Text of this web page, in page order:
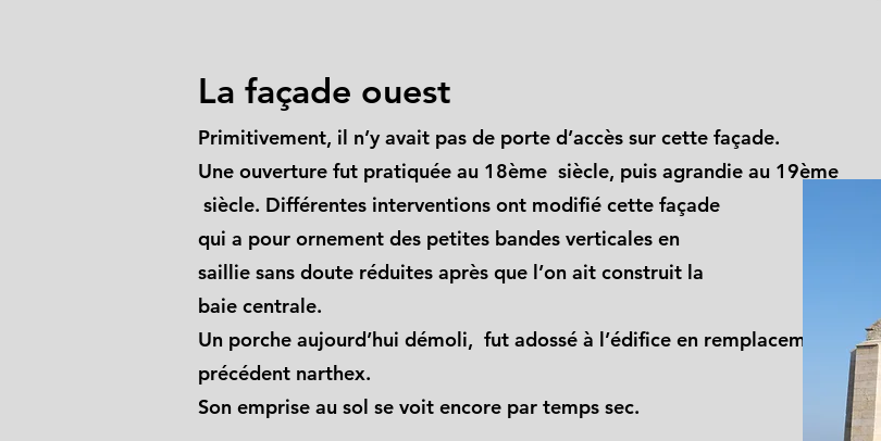
La façade ouest
Primitivement, il n’y avait pas de porte d’accès sur cette façade.
Une ouverture fut pratiquée au 18ème siècle, puis agrandie au 19ème
siècle. Différentes interventions ont modifié cette façade
qui a pour ornement des petites bandes verticales en
saillie sans doute réduites après que l’on ait construit la
baie centrale.
Un porche aujourd’hui démoli, fut adossé à l’édifice en remplacement d'un
précédent narthex.
Son emprise au sol se voit encore par temps sec.